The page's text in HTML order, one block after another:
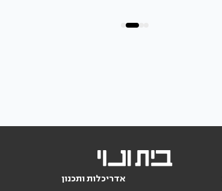
אדריכלות ותכנון